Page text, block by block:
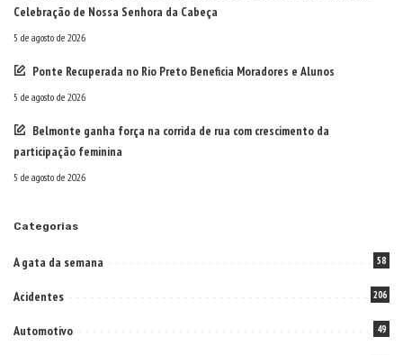
Celebração de Nossa Senhora da Cabeça
5 de agosto de 2026
Ponte Recuperada no Rio Preto Beneficia Moradores e Alunos
5 de agosto de 2026
Belmonte ganha força na corrida de rua com crescimento da
participação feminina
5 de agosto de 2026
Categorias
A gata da semana 58
Acidentes 206
Automotivo 49